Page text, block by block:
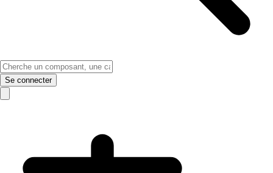
Se connecter